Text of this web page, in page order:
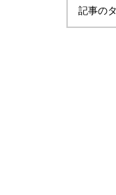
記事の